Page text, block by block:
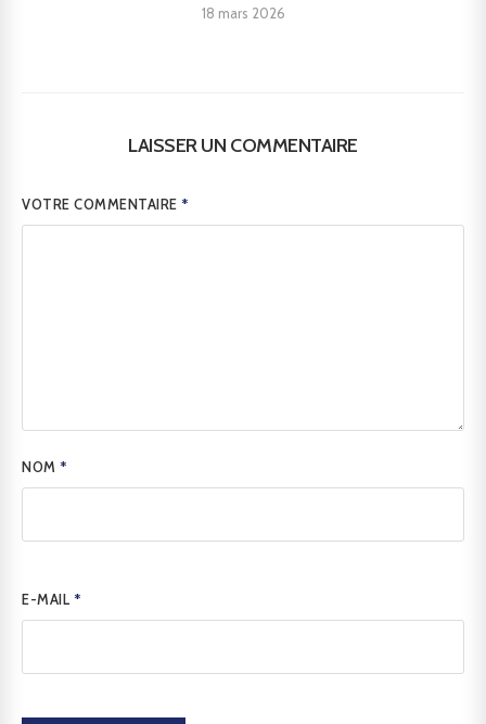
18 mars 2026
LAISSER UN COMMENTAIRE
VOTRE COMMENTAIRE*
NOM*
E-MAIL *